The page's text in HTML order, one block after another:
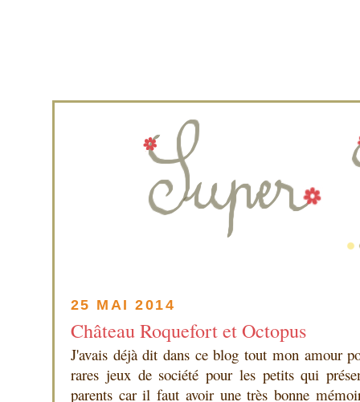
25 MAI 2014
Château Roquefort et Octopus
J'avais déjà dit dans ce blog tout mon amour
rares jeux de société pour les petits qui
parents car il faut avoir une très bonne